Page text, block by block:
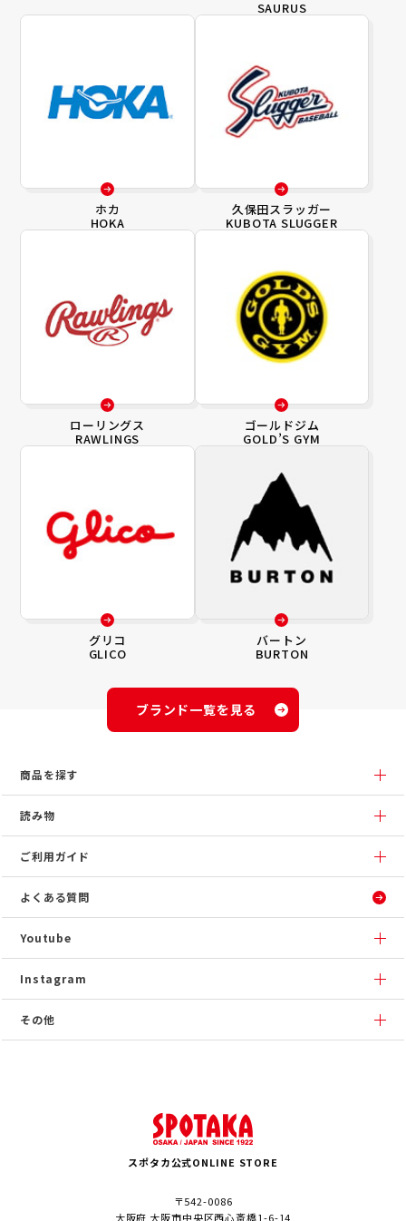
SAURUS
ホカ
HOKA
久保田スラッガー
KUBOTA SLUGGER
ローリングス
RAWLINGS
ゴールドジム
GOLD’S GYM
グリコ
GLICO
バートン
BURTON
ブランド一覧を見る
商品を探す
読み物
ご利用ガイド
よくある質問
Youtube
Instagram
その他
スポタカ公式ONLINE STORE
〒542-0086
大阪府 大阪市中央区西心斎橋1-6-14